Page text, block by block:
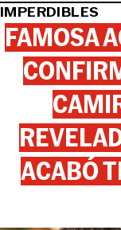
IMPERDIBLES
FAMOSA
ACABÓ